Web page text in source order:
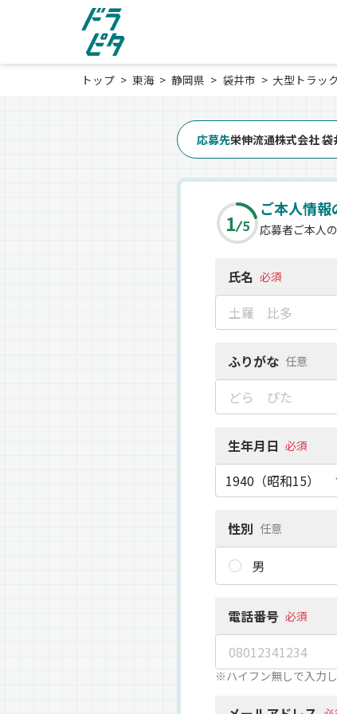
トップ 東海 静岡県 袋井市 大型トラッ
応募先栄伸流通株式会社 袋
1 5
ご本人情報
応募者ご本人
氏名 必須
ふりがな 任意
生年月日 必須
性別 任意
男
電話番号 必須
※ハイフン無しで入力し